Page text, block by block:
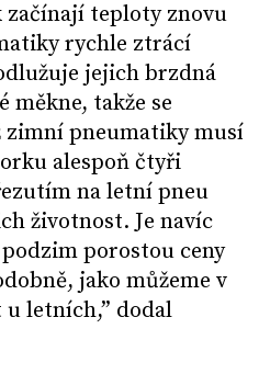
začínají teploty znovu
rychle ztrácí
jejich brzdná
měkne, takže se
pneumatiky musí
alespoň čtyři
na letní pneu
životnost. Je navíc
porostou ceny
jako můžeme v
u letních,” dodal